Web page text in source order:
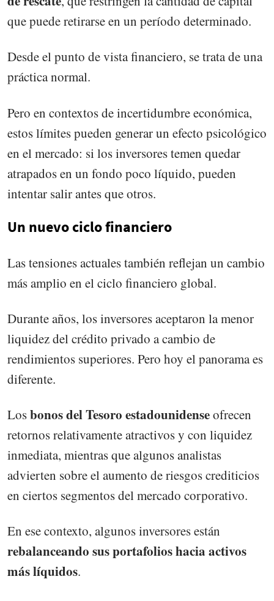
que puede retirarse en un período determinado.
Desde el punto de vista financiero, se trata de una
práctica normal.
Pero en contextos de incertidumbre económica,
estos límites pueden generar un efecto psicológico
en el mercado: si los inversores temen quedar
atrapados en un fondo poco líquido, pueden
intentar salir antes que otros.
Un nuevo ciclo financiero
Las tensiones actuales también reflejan un cambio
más amplio en el ciclo financiero global.
Durante años, los inversores aceptaron la menor
liquidez del crédito privado a cambio de
rendimientos superiores. Pero hoy el panorama es
diferente.
Losbonos del Tesoro estadounidenseofrecen
retornos relativamente atractivos y con liquidez
inmediata, mientras que algunos analistas
advierten sobre el aumento de riesgos crediticios
en ciertos segmentos del mercado corporativo.
En ese contexto, algunos inversores están
rebalanceando sus portafolios hacia activos
más líquidos.